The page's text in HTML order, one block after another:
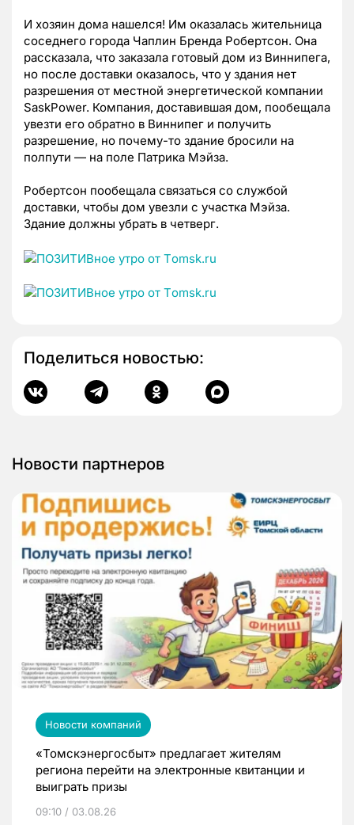
И хозяин дома нашелся! Им оказалась жительница
соседнего города Чаплин Бренда Робертсон. Она
рассказала, что заказала готовый дом из Виннипега,
но после доставки оказалось, что у здания нет
разрешения от местной энергетической компании
SaskPower. Компания, доставившая дом, пообещала
увезти его обратно в Виннипег и получить
разрешение, но почему-то здание бросили на
полпути — на поле Патрика Мэйза.
Робертсон пообещала связаться со службой
доставки, чтобы дом увезли с участка Мэйза.
Здание должны убрать в четверг.
Поделиться новостью:
Новости партнеров
Новости компаний
«Томскэнергосбыт» предлагает жителям
региона перейти на электронные квитанции и
выиграть призы
09:10 / 03.08.26